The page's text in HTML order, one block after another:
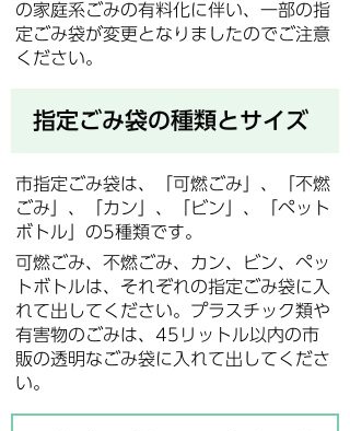
の家庭系ごみの有料化に伴い、一部の指
定ごみ袋が変更となりましたのでご注意
ください。
指定ごみ袋の種類とサイズ
市指定ごみ袋は、「可燃ごみ」、「不燃
ごみ」、「カン」、「ビン」、「ペット
ボトル」の5種類です。
可燃ごみ、不燃ごみ、カン、ビン、ペッ
トボトルは、それぞれの指定ごみ袋に入
れて出してください。プラスチック類や
有害物のごみは、45リットル以内の市
販の透明なごみ袋に入れて出してくださ
い。